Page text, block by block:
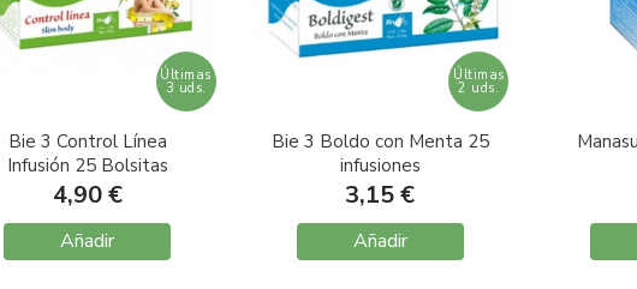
Últimas
3 uds.
Bie 3 Control Línea
Infusión 25 Bolsitas
4,90 €
Añadir
Últimas
2 uds.
Bie 3 Boldo con Menta 25
infusiones
3,15 €
Añadir